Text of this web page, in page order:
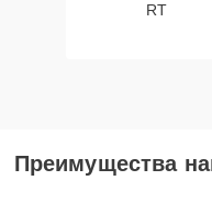
RT
Преимущества